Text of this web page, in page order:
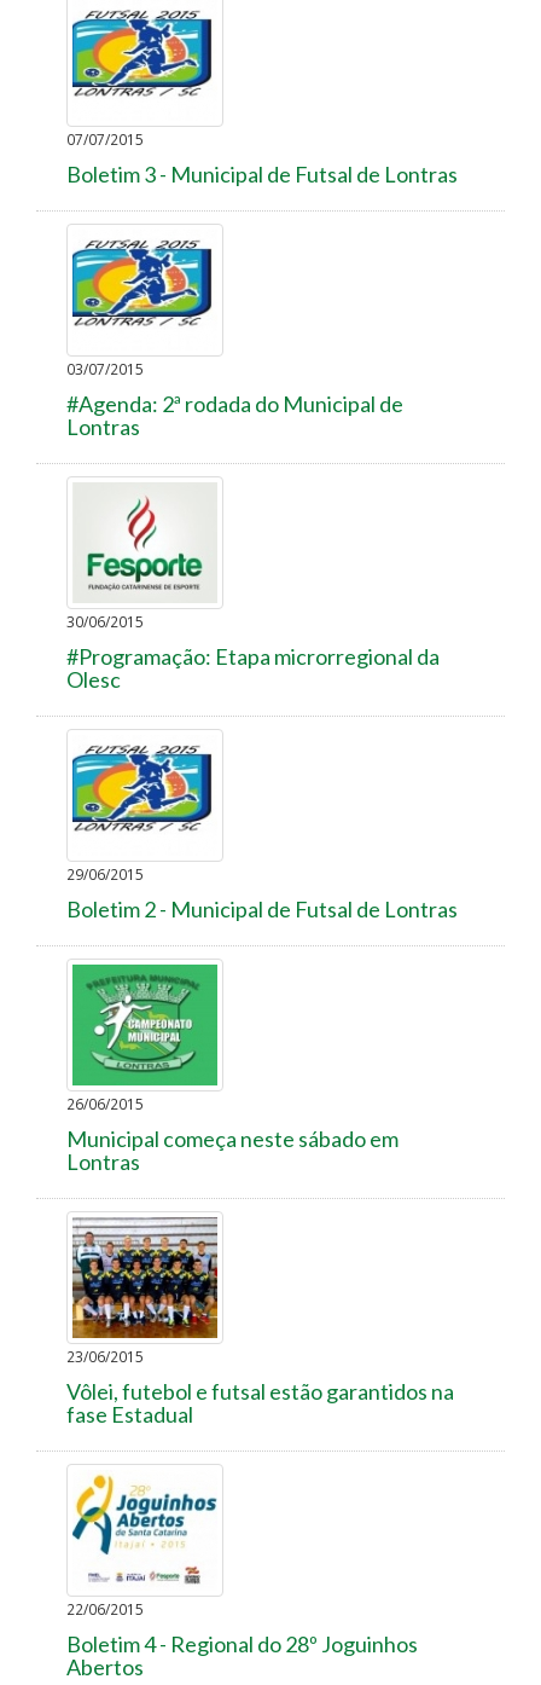
07/07/2015
Boletim 3 - Municipal de Futsal de Lontras
03/07/2015
#Agenda: 2ª rodada do Municipal de
Lontras
30/06/2015
#Programação: Etapa microrregional da
Olesc
29/06/2015
Boletim 2 - Municipal de Futsal de Lontras
26/06/2015
Municipal começa neste sábado em
Lontras
23/06/2015
Vôlei, futebol e futsal estão garantidos na
fase Estadual
22/06/2015
Boletim 4 - Regional do 28º Joguinhos
Abertos